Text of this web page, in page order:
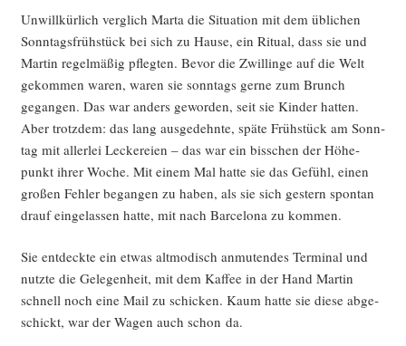
Unwill­kür­lich ver­glich Mar­ta die Situa­ti­on mit dem übli­chen
Sonn­tags­früh­stück bei sich zu Hau­se, ein Ritu­al, dass sie und
Mar­tin regel­mä­ßig pfleg­ten. Bevor die Zwil­lin­ge auf die Welt
gekom­men waren, waren sie sonn­tags ger­ne zum Brunch
gegan­gen. Das war anders gewor­den, seit sie Kin­der hat­ten.
Aber trotz­dem: das lang aus­ge­dehn­te, spä­te Früh­stück am Sonn­
tag mit aller­lei Lecke­rei­en – das war ein biss­chen der Höhe­
punkt ihrer Woche. Mit einem Mal hat­te sie das Gefühl, einen
gro­ßen Feh­ler began­gen zu haben, als sie sich ges­tern spon­tan
drauf ein­ge­las­sen hat­te, mit nach Bar­ce­lo­na zu kommen.
Sie ent­deck­te ein etwas alt­mo­disch anmu­ten­des Ter­mi­nal und
nutz­te die Gele­gen­heit, mit dem Kaf­fee in der Hand Mar­tin
schnell noch eine Mail zu schi­cken. Kaum hat­te sie die­se abge­
schickt, war der Wagen auch schon da.